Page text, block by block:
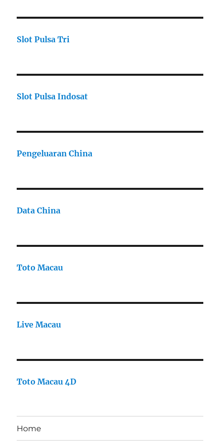
Slot Pulsa Tri
Slot Pulsa Indosat
Pengeluaran China
Data China
Toto Macau
Live Macau
Toto Macau 4D
Home